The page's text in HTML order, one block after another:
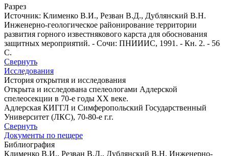
Разрез
Источник: Клименко В.И., Резван В.Д., Дублянский В.Н.
Инженерно-геологическое районирование территории
развития горного известнякового карста для обоснования
защитных мероприятий. - Сочи: ПНИИИС, 1991. - Кн. 2. - 56
С.
Свернуть
Исследования
История открытия и исследования
Открыта и исследована спелеологами Адлерской
спелеосекции в 70-е годы XX веке.
Адлерская КИГГЛ и Симферопольский Государственный
Университет (ЛКС), 70-80-е г.г.
Свернуть
Документы по пещере
Библиография
Клименко В.И., Резван В.Д., Дублянский В.Н. Инженерно-